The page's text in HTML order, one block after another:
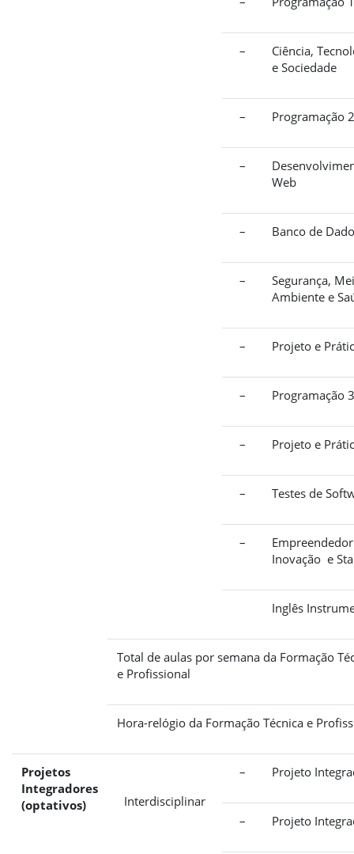
–
Ciência,
e Sociedade
– Programação 2
–
Web
– Banco de
–
Segurança,
Ambiente e
– Projeto e
– Programação 3
– Projeto e
– Testes de
–
Inovação e
Inglês
Total de aulas por semana da Formação
e Profissional
Hora-relógio da Formação Técnica e
Projetos
Integradores
(optativos)
Interdisciplinar
– Projeto
– Projeto